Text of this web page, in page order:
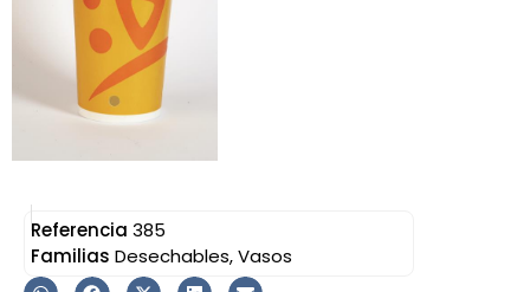
Referencia 385
Familias Desechables,Vasos